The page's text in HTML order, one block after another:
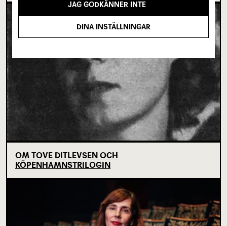
OM TOVE DITLEVSEN OCH
KÖPENHAMNSTRILOGIN
JAG GODKÄNNER INTE
DINA INSTÄLLNINGAR